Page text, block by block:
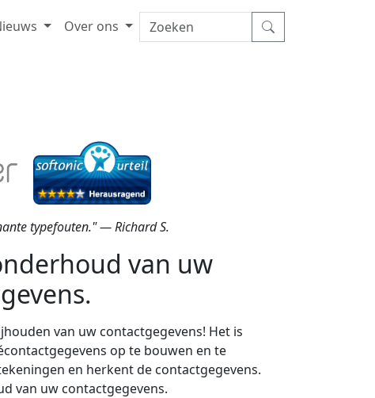
Over ons
typefouten." — Richard S.
van uw
van uw contactgegevens! Het is
op te bouwen en te
en herkent de contactgegevens.
van uw contactgegevens.